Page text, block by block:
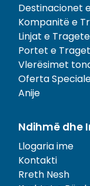
Destinacionet
Kompanitë e
Linjat e
Portet e
Vlerësimet
Oferta
Anije
Ndihmë dhe
Llogaria ime
Kontakti
Rreth Nesh